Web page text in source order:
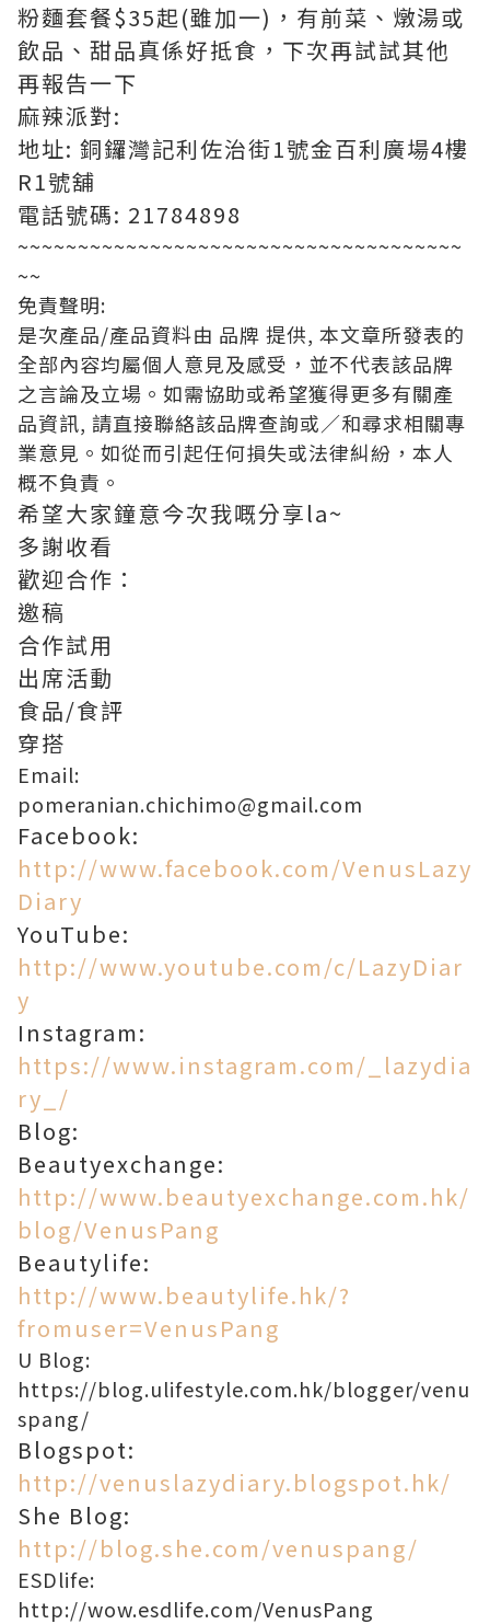
粉麵套餐$35起(雖加一)，有前菜、燉湯或
飲品、甜品真係好抵食，下次再試試其他
再報告一下
麻辣派對:
地址: 銅鑼灣記利佐治街1號金百利廣場4樓
R1號舖
電話號碼: 21784898
~~~~~~~~~~~~~~~~~~~~~~~~~~~~~~~~~~~~~
~~
免責聲明:
是次產品/產品資料由 品牌 提供, 本文章所發表的
全部內容均屬個人意見及感受，並不代表該品牌
之言論及立場。如需協助或希望獲得更多有關產
品資訊, 請直接聯絡該品牌查詢或∕和尋求相關專
業意見。如從而引起任何損失或法律糾紛，本人
概不負責。
希望大家鐘意今次我嘅分享la~
多謝收看
歡迎合作：
邀稿
合作試用
出席活動
食品/食評
穿搭
Email:
pomeranian.chichimo@gmail.com
Facebook:
http://www.facebook.com/VenusLazy
Diary
YouTube:
http://www.youtube.com/c/LazyDiar
y
Instagram:
https://www.instagram.com/_lazydia
ry_/
Blog:
Beautyexchange:
http://www.beautyexchange.com.hk/
blog/VenusPang
Beautylife:
http://www.beautylife.hk/?
fromuser=VenusPang
U Blog:
https://blog.ulifestyle.com.hk/blogger/venu
spang/
Blogspot:
http://venuslazydiary.blogspot.hk/
She Blog:
http://blog.she.com/venuspang/
ESDlife:
http://wow.esdlife.com/VenusPang